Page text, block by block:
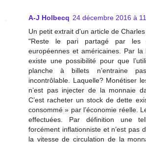
A-J Holbecq 24 décembre 2016 à
Un petit extrait d'un article de
"Reste le pari partagé par les
européennes et américaines. Par
existe une possibilité pour que
planche à billets n’entraine
incontrôlable. Laquelle? Monétiser
n’est pas injecter de la monnaie
C’est racheter un stock de dette
consommé » par l’économie réelle.
effectuées. Par définition une
forcément inflationniste et n’est pas
la vitesse de circulation de la